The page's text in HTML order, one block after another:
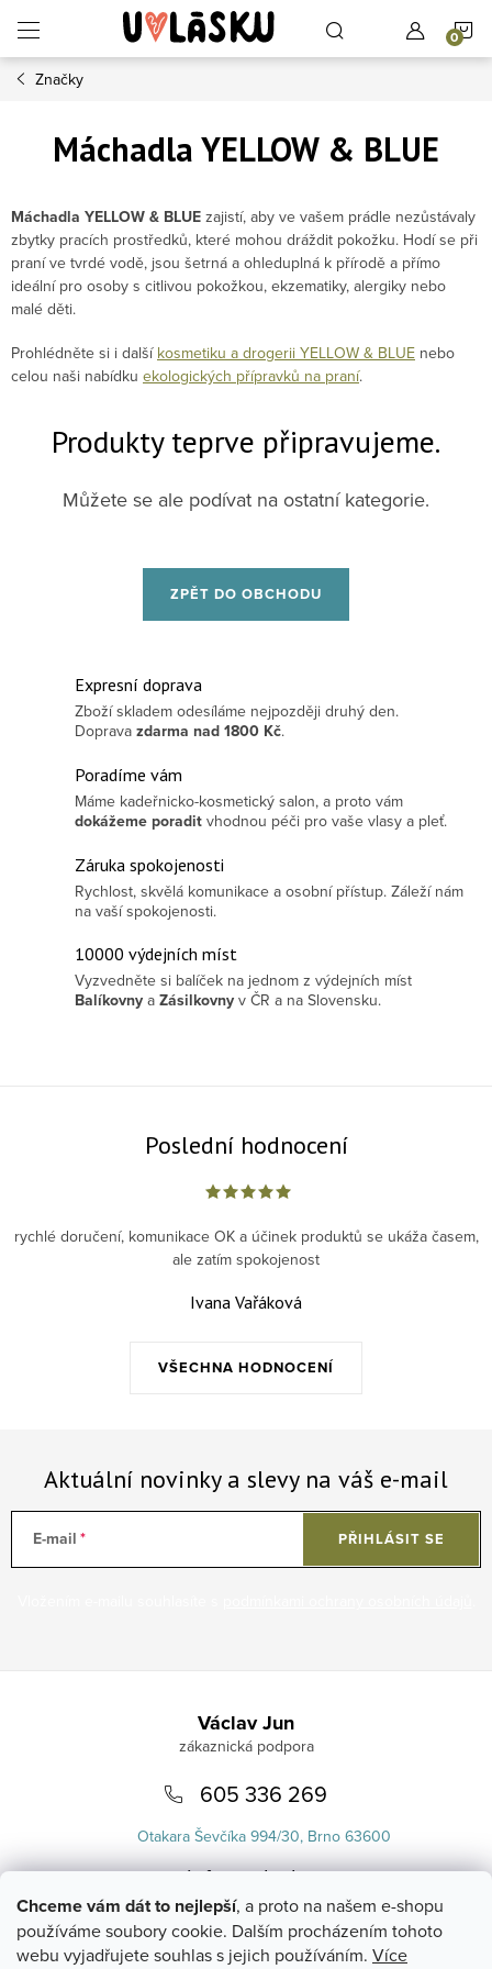
Chceme vám dát to nejlepší, a proto na našem e-shopu
používáme soubory cookie. Dalším procházením tohoto
webu vyjadřujete souhlas s jejich používáním. Více
Značky
Máchadla YELLOW & BLUE
Máchadla YELLOW & BLUE zajistí, aby ve vašem prádle nezůstávaly
zbytky pracích prostředků, které mohou dráždit pokožku. Hodí se při
praní ve tvrdé vodě, jsou šetrná a ohleduplná k přírodě a přímo
ideální pro osoby s citlivou pokožkou, ekzematiky, alergiky nebo
malé děti.
Prohlédněte si i další kosmetiku a drogerii YELLOW & BLUE nebo
celou naši nabídku ekologických přípravků na praní.
Produkty teprve připravujeme.
Můžete se ale podívat na ostatní kategorie.
ZPĚT DO OBCHODU
Expresní doprava
Zboží skladem odesíláme nejpozději druhý den.
Doprava zdarma nad 1800 Kč.
Poradíme vám
Máme kadeřnicko-kosmetický salon, a proto vám
dokážeme poradit vhodnou péči pro vaše vlasy a pleť.
Záruka spokojenosti
Rychlost, skvělá komunikace a osobní přístup. Záleží nám
na vaší spokojenosti.
10000 výdejních míst
Vyzvedněte si balíček na jednom z výdejních míst
Balíkovny a Zásilkovny v ČR a na Slovensku.
Poslední hodnocení
VŠECHNA HODNOCENÍ
rychlé doručení, komunikace OK a účinek produktů se ukáža časem,
ale zatím spokojenost
Ivana Vařáková
Aktuální novinky a slevy na váš e-mail
E-mail PŘIHLÁSIT SE
Václav Jun
605 336 269
Otakara Ševčíka 994/30, Brno 63600
info@uvlasku.cz